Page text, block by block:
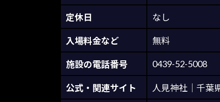
定休日 なし
入場料金など 無料
施設の電話番号 0439-52-5008
公式・関連サイト 人見神社｜千葉